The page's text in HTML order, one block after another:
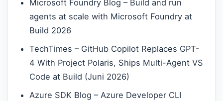
Microsoft Foundry Blog – Build and run
agents at scale with Microsoft Foundry at
Build 2026
TechTimes – GitHub Copilot Replaces GPT-
4 With Project Polaris, Ships Multi-Agent VS
Code at Build (Juni 2026)
Azure SDK Blog – Azure Developer CLI